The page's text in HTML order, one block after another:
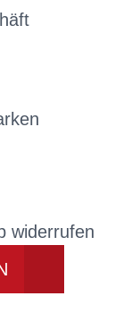
widerrufen